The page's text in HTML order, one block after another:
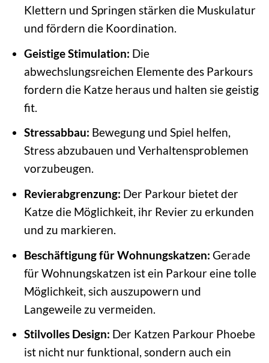
Klettern und Springen stärken die Muskulatur
und fördern die Koordination.
Geistige Stimulation: Die
abwechslungsreichen Elemente des Parkours
fordern die Katze heraus und halten sie geistig
fit.
Stressabbau: Bewegung und Spiel helfen,
Stress abzubauen und Verhaltensproblemen
vorzubeugen.
Revierabgrenzung: Der Parkour bietet der
Katze die Möglichkeit, ihr Revier zu erkunden
und zu markieren.
Beschäftigung für Wohnungskatzen: Gerade
für Wohnungskatzen ist ein Parkour eine tolle
Möglichkeit, sich auszupowern und
Langeweile zu vermeiden.
Stilvolles Design: Der Katzen Parkour Phoebe
ist nicht nur funktional, sondern auch ein